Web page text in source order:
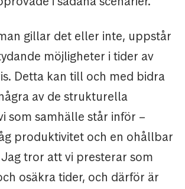
gillar det eller inte, uppstår
möjligheter i tider av
Detta kan till och med bidra
av de strukturella
som samhälle står inför –
produktivitet och en ohållbar
tror att vi presterar som
osäkra tider, och därför är